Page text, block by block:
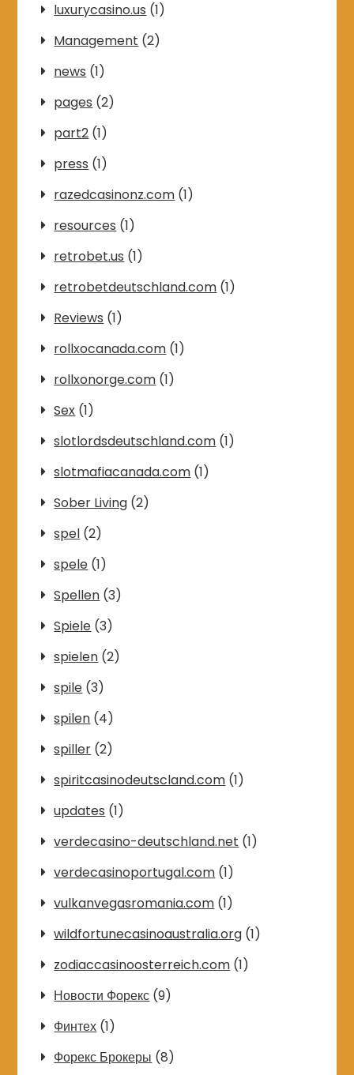
luxurycasino.us (1)
Management (2)
news (1)
pages (2)
part2 (1)
press (1)
razedcasinonz.com (1)
resources (1)
retrobet.us (1)
retrobetdeutschland.com (1)
Reviews (1)
rollxocanada.com (1)
rollxonorge.com (1)
Sex (1)
slotlordsdeutschland.com (1)
slotmafiacanada.com (1)
Sober Living (2)
spel (2)
spele (1)
Spellen (3)
Spiele (3)
spielen (2)
spile (3)
spilen (4)
spiller (2)
spiritcasinodeutscland.com (1)
updates (1)
verdecasino-deutschland.net (1)
verdecasinoportugal.com (1)
vulkanvegasromania.com (1)
wildfortunecasinoaustralia.org (1)
zodiaccasinoosterreich.com (1)
Новости Форекс (9)
Финтех (1)
Форекс Брокеры (8)